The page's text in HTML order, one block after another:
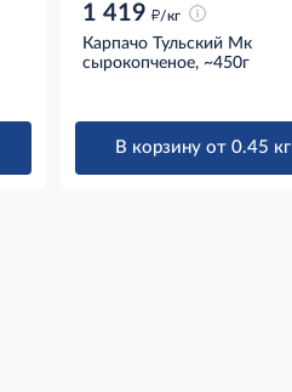
1 419 д/кг
Карпачо Тульский Мк
сырокопченое, ~450г
В корзину от 0.45 кг